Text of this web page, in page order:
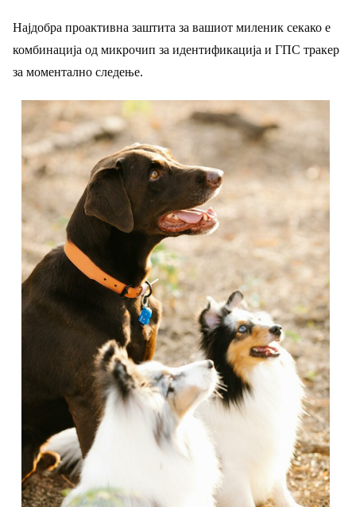
Најдобра проактивна заштита за вашиот миленик секако е
комбинација од микрочип за идентификација и ГПС тракер
за моментално следење.